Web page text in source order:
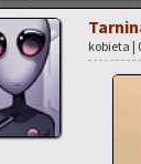
ko­bie­ta |